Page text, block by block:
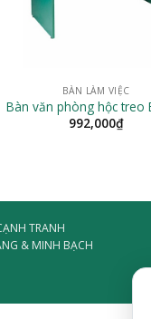
BÀN LÀM VIỆC
Bàn văn phòng hộc treo
992,000₫
TRANH
& MINH BẠCH